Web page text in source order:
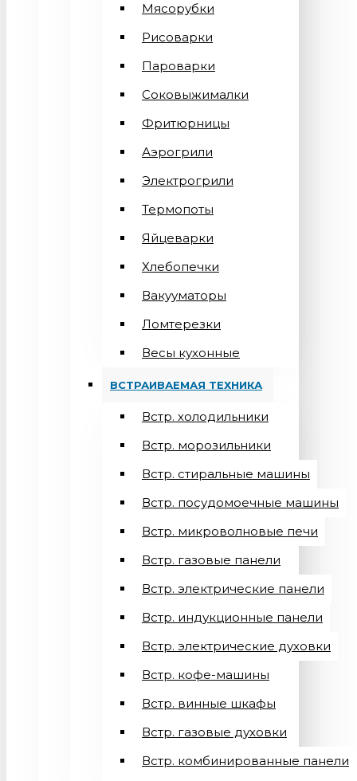
Мясорубки
Рисоварки
Пароварки
Соковыжималки
Фритюрницы
Аэрогрили
Электрогрили
Термопоты
Яйцеварки
Хлебопечки
Вакууматоры
Ломтерезки
Весы кухонные
ВСТРАИВАЕМАЯ ТЕХНИКА
Встр. холодильники
Встр. морозильники
Встр. стиральные машины
Встр. посудомоечные машины
Встр. микроволновые печи
Встр. газовые панели
Встр. электрические панели
Встр. индукционные панели
Встр. электрические духовки
Встр. кофе-машины
Встр. винные шкафы
Встр. газовые духовки
Встр. комбинированные панели